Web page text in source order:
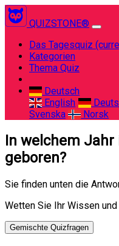
QUIZSTONE®
Das Tagesquiz
Kategorien
Thema Quiz
Deutsch
English
Svenska
Norsk
In welchem
geboren?
Sie finden unten die
Wetten Sie Ihr Wissen
Gemischte Quizfragen